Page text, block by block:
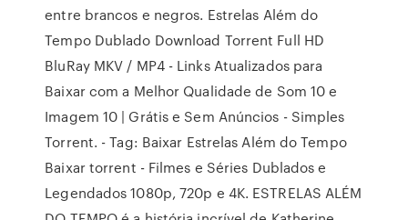
entre brancos e negros. Estrelas Além do
Tempo Dublado Download Torrent Full HD
BluRay MKV / MP4 - Links Atualizados para
Baixar com a Melhor Qualidade de Som 10 e
Imagem 10 | Grátis e Sem Anúncios - Simples
Torrent. - Tag: Baixar Estrelas Além do Tempo
Baixar torrent - Filmes e Séries Dublados e
Legendados 1080p, 720p e 4K. ESTRELAS ALÉM